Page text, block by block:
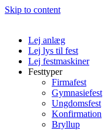
Skip to content
Lej anlæg
Lej lys til fest
Lej festmaskiner
Festtyper
Firmafest
Gymnasiefest
Ungdomsfest
Konfirmation
Bryllup